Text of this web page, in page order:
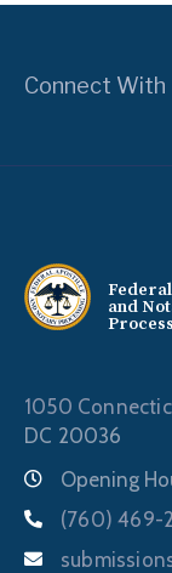
Connect With
and
1050
DC 20036
Opening
(760) 469-